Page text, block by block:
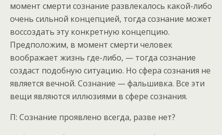
момент смерти сознание развлекалось какой-либо
очень сильной концепцией, тогда сознание может
воссоздать эту конкретную концепцию.
Предположим, в момент смерти человек
воображает жизнь где-либо, — тогда сознание
создаст подобную ситуацию. Но сфера сознания не
является вечной. Сознание — фальшивка. Все эти
вещи являются иллюзиями в сфере сознания.
П: Сознание проявлено всегда, разве нет?